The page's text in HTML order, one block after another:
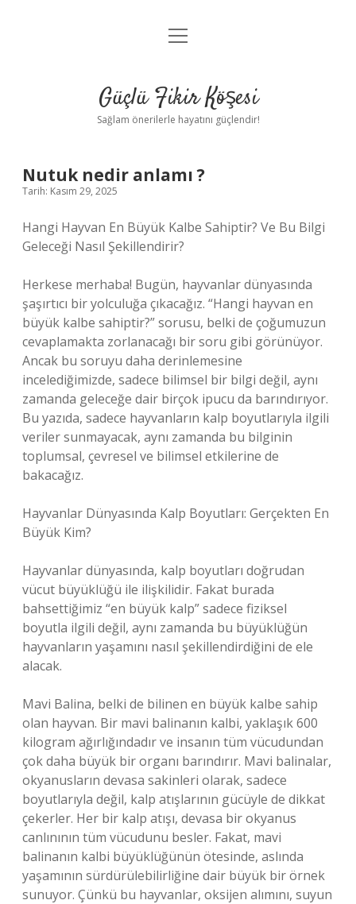
Anasayfa
Yasal Uyarı
menüyü
Güçlü Fikir Köşesi
Sağlam önerilerle hayatını güçlendir!
Nutuk nedir anlamı ?
Tarih: Kasım 29, 2025
Hangi Hayvan En Büyük Kalbe Sahiptir? Ve Bu Bilgi
Geleceği Nasıl Şekillendirir?
Herkese merhaba! Bugün, hayvanlar dünyasında
şaşırtıcı bir yolculuğa çıkacağız. “Hangi hayvan en
büyük kalbe sahiptir?” sorusu, belki de çoğumuzun
cevaplamakta zorlanacağı bir soru gibi görünüyor.
Ancak bu soruyu daha derinlemesine
incelediğimizde, sadece bilimsel bir bilgi değil, aynı
zamanda geleceğe dair birçok ipucu da barındırıyor.
Bu yazıda, sadece hayvanların kalp boyutlarıyla ilgili
veriler sunmayacak, aynı zamanda bu bilginin
toplumsal, çevresel ve bilimsel etkilerine de
bakacağız.
Hayvanlar Dünyasında Kalp Boyutları: Gerçekten En
Büyük Kim?
Hayvanlar dünyasında, kalp boyutları doğrudan
vücut büyüklüğü ile ilişkilidir. Fakat burada
bahsettiğimiz “en büyük kalp” sadece fiziksel
boyutla ilgili değil, aynı zamanda bu büyüklüğün
hayvanların yaşamını nasıl şekillendirdiğini de ele
alacak.
Mavi Balina, belki de bilinen en büyük kalbe sahip
olan hayvan. Bir mavi balinanın kalbi, yaklaşık 600
kilogram ağırlığındadır ve insanın tüm vücudundan
çok daha büyük bir organı barındırır. Mavi balinalar,
okyanusların devasa sakinleri olarak, sadece
boyutlarıyla değil, kalp atışlarının gücüyle de dikkat
çekerler. Her bir kalp atışı, devasa bir okyanus
canlınının tüm vücudunu besler. Fakat, mavi
balinanın kalbi büyüklüğünün ötesinde, aslında
yaşamının sürdürülebilirliğine dair büyük bir örnek
sunuyor. Çünkü bu hayvanlar, oksijen alımını, suyun